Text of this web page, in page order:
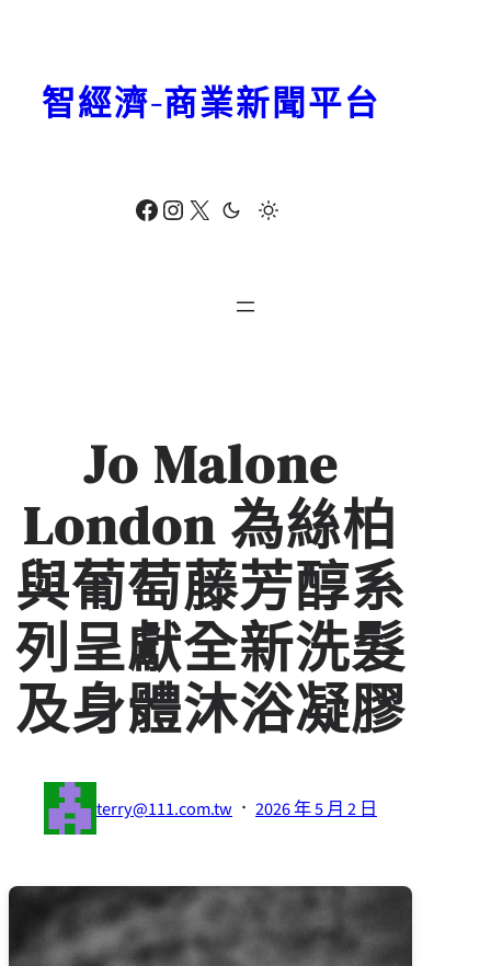
Facebook Instagram X
智經濟-商業新聞平台
Jo Malone
London 為絲柏
與葡萄藤芳醇系
列呈獻全新洗髮
及身體沐浴凝膠
terry@111.com.tw · 2026 年 5 月 2 日